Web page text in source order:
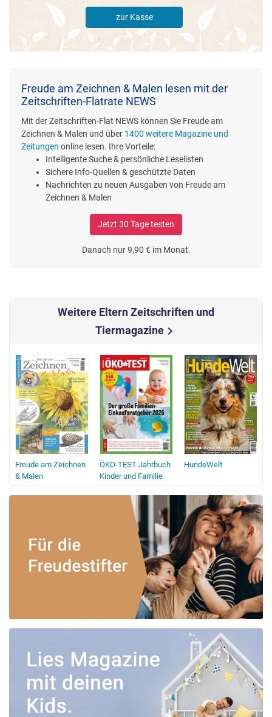
zur Kasse
Freude am Zeichnen & Malen lesen mit der
Zeitschriften-Flatrate NEWS
Mit der Zeitschriften-Flat NEWS können Sie Freude am
Zeichnen & Malen und über 1400 weitere Magazine und
Zeitungen online lesen. Ihre Vorteile:
Intelligente Suche & persönliche Leselisten
Sichere Info-Quellen & geschützte Daten
Nachrichten zu neuen Ausgaben von Freude am
Zeichnen & Malen
Jetzt 30 Tage testen
Danach nur 9,90 € im Monat.
Weitere Eltern Zeitschriften und
Tiermagazinechevron_right
Freude am Zeichnen
& Malen
ÖKO-TEST Jahrbuch
Kinder und Familie
HundeWelt